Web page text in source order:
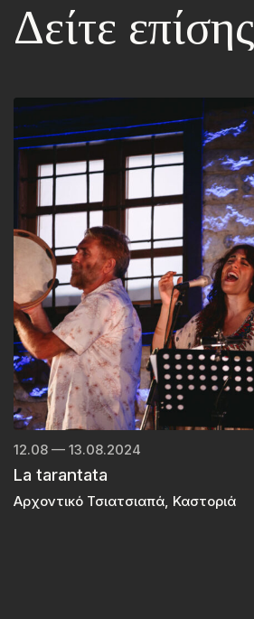
Δείτε επίσης
12.08 — 13.08.2024
La tarantata
Αρχοντικό Τσιατσιαπά, Καστοριά